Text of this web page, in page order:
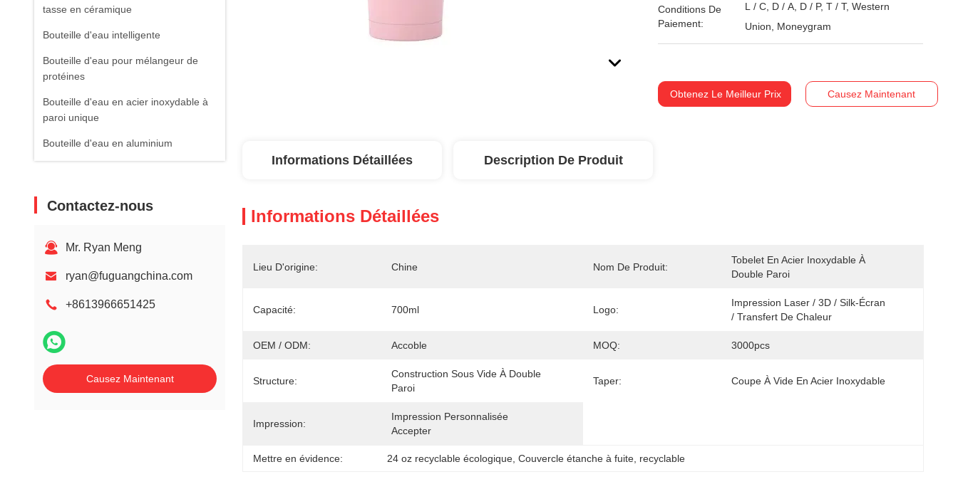
tasse en céramique
Bouteille d'eau intelligente
Bouteille d'eau pour mélangeur de
protéines
Bouteille d'eau en acier inoxydable à
paroi unique
Bouteille d'eau en aluminium
Contactez-nous
Mr. Ryan Meng
ryan@fuguangchina.com
+8613966651425
Causez Maintenant
Conditions De
Paiement:
L / C, D / A, D / P, T / T, Western
Union, Moneygram
Obtenez Le Meilleur Prix Causez Maintenant
Informations Détaillées Description De Produit
Informations Détaillées
Lieu D'origine: Chine Nom De Produit:
Tobelet En Acier Inoxydable À
Double Paroi
Capacité: 700ml Logo:
Impression Laser / 3D / Silk-Écran
/ Transfert De Chaleur
OEM / ODM: Accoble MOQ: 3000pcs
Structure:
Construction Sous Vide À Double
Paroi
Taper: Coupe À Vide En Acier Inoxydable
Impression:
Impression Personnalisée
Accepter
Mettre en évidence: 24 oz recyclable écologique , Couvercle étanche à fuite recyclable